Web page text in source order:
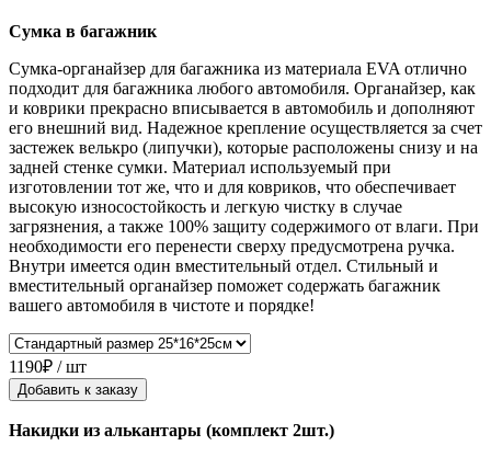
Сумка в багажник
Сумка-органайзер для багажника из материала EVA отлично
подходит для багажника любого автомобиля. Органайзер, как
и коврики прекрасно вписывается в автомобиль и дополняют
его внешний вид. Надежное крепление осуществляется за счет
застежек велькро (липучки), которые расположены снизу и на
задней стенке сумки. Материал используемый при
изготовлении тот же, что и для ковриков, что обеспечивает
высокую износостойкость и легкую чистку в случае
загрязнения, а также 100% защиту содержимого от влаги. При
необходимости его перенести сверху предусмотрена ручка.
Внутри имеется один вместительный отдел. Стильный и
вместительный органайзер поможет содержать багажник
вашего автомобиля в чистоте и порядке!
1190₽ / шт
Добавить к заказу
Накидки из алькантары (комплект 2шт.)